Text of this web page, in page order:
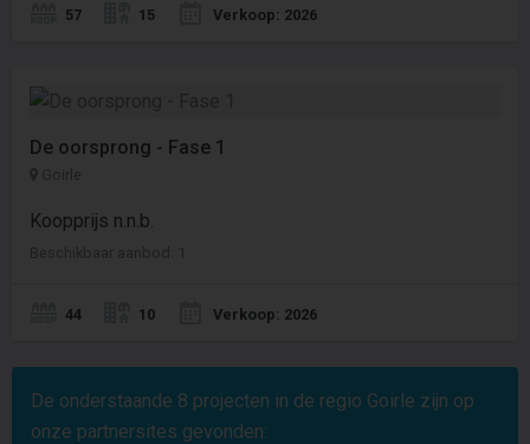
57 15 Verkoop: 2026
De oorsprong - Fase 1
Goirle
Koopprijs n.n.b.
Beschikbaar aanbod: 1
44 10 Verkoop: 2026
De onderstaande 8 projecten in de regio Goirle zijn op
onze partnersites gevonden: